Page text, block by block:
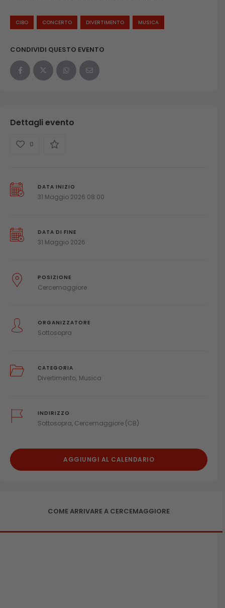
CIBO CONCERTO DIVERTIMENTO MUSICA
CONDIVIDI QUESTO EVENTO
Dettagli evento
0
DATA INIZIO
31 Maggio 2026 08:00
DATA DI FINE
31 Maggio 2026
POSIZIONE
Cercemaggiore
ORGANIZZATORE
Sottosopra
CATEGORIA
Divertimento Musica
INDIRIZZO
Sottosopra, Cercemaggiore (CB)
AGGIUNGI AL CALENDARIO
COME ARRIVARE A CERCEMAGGIORE